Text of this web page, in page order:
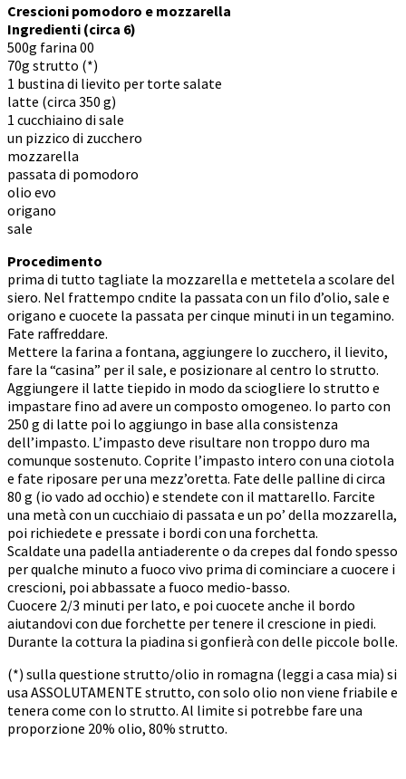
Crescioni pomodoro e mozzarella
Ingredienti (circa 6)
500g farina 00
70g strutto (*)
1 bustina di lievito per torte salate
latte (circa 350 g)
1 cucchiaino di sale
un pizzico di zucchero
mozzarella
passata di pomodoro
olio evo
origano
sale
Procedimento
prima di tutto tagliate la mozzarella e mettetela a scolare del
siero. Nel frattempo cndite la passata con un filo d’olio, sale e
origano e cuocete la passata per cinque minuti in un tegamino.
Fate raffreddare.
Mettere la farina a fontana, aggiungere lo zucchero, il lievito,
fare la “casina” per il sale, e posizionare al centro lo strutto.
Aggiungere il latte tiepido in modo da sciogliere lo strutto e
impastare fino ad avere un composto omogeneo. Io parto con
250 g di latte poi lo aggiungo in base alla consistenza
dell’impasto. L’impasto deve risultare non troppo duro ma
comunque sostenuto. Coprite l’impasto intero con una ciotola
e fate riposare per una mezz’oretta. Fate delle palline di circa
80 g (io vado ad occhio) e stendete con il mattarello. Farcite
una metà con un cucchiaio di passata e un po’ della mozzarella,
poi richiedete e pressate i bordi con una forchetta.
Scaldate una padella antiaderente o da crepes dal fondo spesso
per qualche minuto a fuoco vivo prima di cominciare a cuocere i
crescioni, poi abbassate a fuoco medio-basso.
Cuocere 2/3 minuti per lato, e poi cuocete anche il bordo
aiutandovi con due forchette per tenere il crescione in piedi.
Durante la cottura la piadina si gonfierà con delle piccole bolle.
(*) sulla questione strutto/olio in romagna (leggi a casa mia) si
usa ASSOLUTAMENTE strutto, con solo olio non viene friabile e
tenera come con lo strutto. Al limite si potrebbe fare una
proporzione 20% olio, 80% strutto.